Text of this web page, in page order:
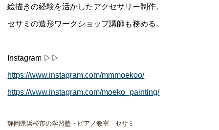
絵描きの経験を活かしたアクセサリー制作。
セサミの造形ワークショップ講師も務める。
Instagram ▷▷
https://www.instagram.com/mmmoekoo/
https://www.instagram.com/moeko_painting/
静岡県浜松市の学習塾・ピアノ教室 セサミ